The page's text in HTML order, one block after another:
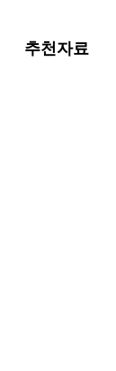
추천자료